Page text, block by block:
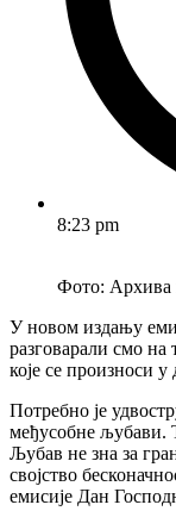
8:23 pm
Фото: Архива
У новом издању
разговарали смо на
које се произноси
Потребно је
међусобне љубави.
Љубав не зна за
својство
емисије Дан